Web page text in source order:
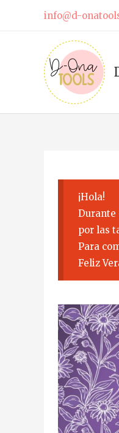
info@d-
¡Hola!
Durante
por las
Para
Feliz